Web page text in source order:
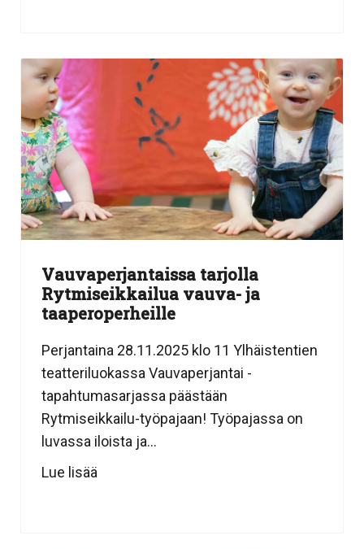
Vauvaperjantaissa tarjolla
Rytmiseikkailua vauva- ja
taaperoperheille
Perjantaina 28.11.2025 klo 11 Ylhäistentien
teatteriluokassa Vauvaperjantai -
tapahtumasarjassa päästään
Rytmiseikkailu-työpajaan! Työpajassa on
luvassa iloista ja...
Lue lisää